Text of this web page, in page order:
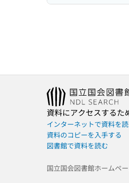
資料にアクセスするた
インターネットで資料を
資料のコピーを入手する
図書館で資料を読む
国立国会図書館ホームペ